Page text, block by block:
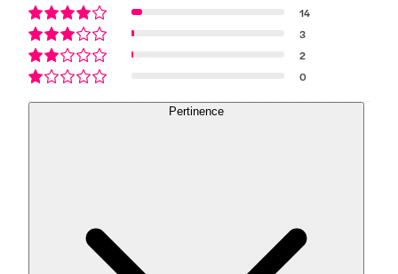
14
3
2
0
Pertinence